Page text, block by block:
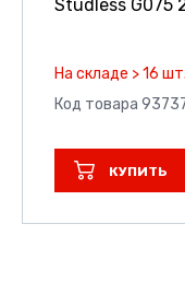
Studless G075
На складе > 16 шт.
Код товара
КУПИТЬ